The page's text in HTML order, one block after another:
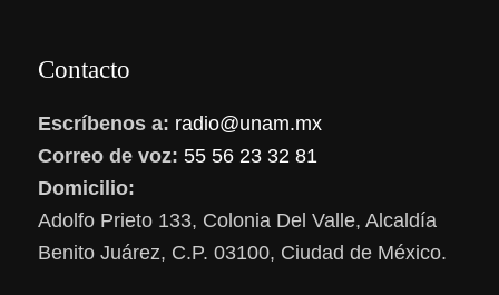
Contacto
Escríbenos a: radio@unam.mx
Correo de voz: 55 56 23 32 81
Domicilio:
Adolfo Prieto 133, Colonia Del Valle, Alcaldía
Benito Juárez, C.P. 03100, Ciudad de México.